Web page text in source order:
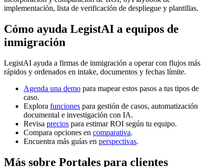
implementación, lista de verificación de despliegue y plantillas.
Cómo ayuda LegistAI a equipos de
inmigración
LegistAI ayuda a firmas de inmigración a operar con flujos más
rápidos y ordenados en intake, documentos y fechas límite.
Agenda una demo para mapear estos pasos a tus tipos de
caso.
Explora funciones para gestión de casos, automatización
documental e investigación con IA.
Revisa precios para estimar ROI según tu equipo.
Compara opciones en comparativa.
Encuentra más guías en perspectivas.
Más sobre Portales para clientes